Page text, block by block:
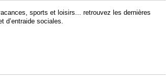
sports et loisirs... retrouvez les dernières
d’entraide sociales.